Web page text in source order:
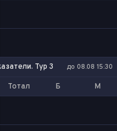
Тур 3 до 08.08 15:30
Тотал Б М